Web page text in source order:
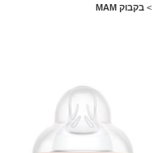
> בקבוק MAM